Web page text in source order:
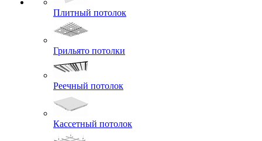
Плитный потолок
Грильято потолки
Реечный потолок
Кассетный потолок